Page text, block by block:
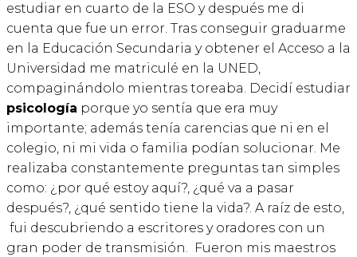
estudiar en cuarto de la ESO y después me di
cuenta que fue un error. Tras conseguir graduarme
en la Educación Secundaria y obtener el Acceso a la
Universidad me matriculé en la UNED,
compaginándolo mientras toreaba. Decidí estudiar
psicología porque yo sentía que era muy
importante; además tenía carencias que ni en el
colegio, ni mi vida o familia podían solucionar. Me
realizaba constantemente preguntas tan simples
como: ¿por qué estoy aquí?, ¿qué va a pasar
después?, ¿qué sentido tiene la vida?. A raíz de esto,
fui descubriendo a escritores y oradores con un
gran poder de transmisión. Fueron mis maestros